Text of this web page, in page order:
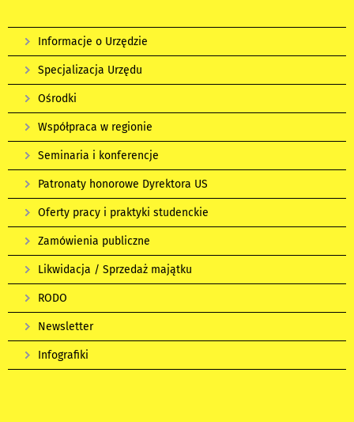
Informacje o Urzędzie
Specjalizacja Urzędu
Ośrodki
Współpraca w regionie
Seminaria i konferencje
Patronaty honorowe Dyrektora US
Oferty pracy i praktyki studenckie
Zamówienia publiczne
Likwidacja / Sprzedaż majątku
RODO
Newsletter
Infografiki